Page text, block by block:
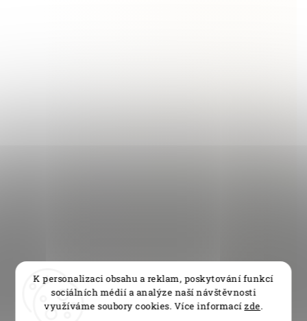
K personalizaci obsahu a reklam, poskytování funkcí
sociálních médií a analýze naší návštěvnosti
využíváme soubory cookies. Více informacízde.
Sleva 5 % pro všechny registrované